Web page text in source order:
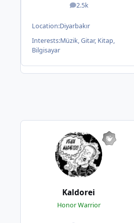
2.5k
posts
Location:Diyarbakır
Interests:Müzik, Gitar, Kitap,
Bilgisayar
Kaldorei
Honor Warrior